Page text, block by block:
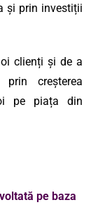
și prin investiții
clienți și de a
creșterea
pe piața din
pe baza